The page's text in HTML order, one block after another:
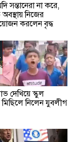
সন্তানেরা না করে,
নিজের
করলেন বৃদ্ধ
দেখিয়ে স্কুল
মিছিলে নিলেন যুবলীগ